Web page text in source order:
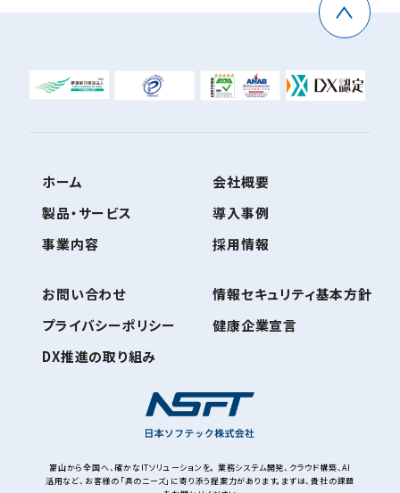
ホーム
製品・サービス
事業内容
会社概要
導入事例
採用情報
お問い合わせ
プライバシーポリシー
DX推進の取り組み
情報セキュリティ基本方針
健康企業宣言
富山から全国へ、確かなITソリューションを。 業務システム開発、クラウド構築、AI
活用など、お客様の「真のニーズ」に寄り添う提案力があります。まずは、貴社の課題